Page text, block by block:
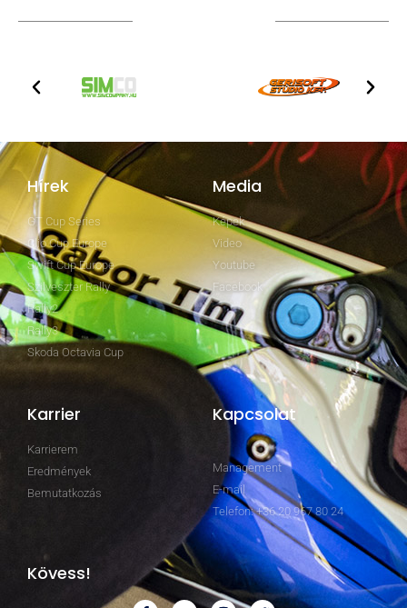
Hírek
GT Cup Series
Clio Cup Europe
Swift Cup Europe
Szilveszter Rally
Rally2
Rally3
Skoda Octavia Cup
Media
Képek
Video
Youtube
Facebook
Karrier
Karrierem
Eredmények
Bemutatkozás
Kapcsolat
Management
E-mail
Telefon: +36 20 967 80 24
Kövess!